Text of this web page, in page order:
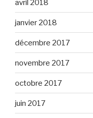
avril 2018
janvier 2018
décembre 2017
novembre 2017
octobre 2017
juin 2017